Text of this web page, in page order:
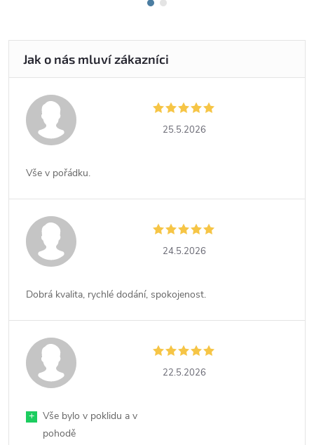
25.5.2026
Vše v pořádku.
24.5.2026
Dobrá kvalita, rychlé dodání, spokojenost.
22.5.2026
+
Vše bylo v poklidu a v
pohodě